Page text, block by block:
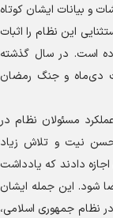
و بیانات ایشان کوتاه
این نظام را اثبات
است. در سال گذشته
در جنگ ۱۲ روزه، حوادث دی‌ماه و جنگ رمضان
مسئولان نظام در
حسن نیت و تلاش زیاد
دادند که یادداشت
شود. این جمله ایشان
نظام جمهوری اسلامی،